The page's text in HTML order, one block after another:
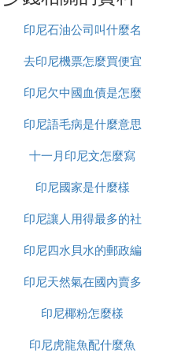
時候，有湖南的戰友帶
是當時覺得還比較上檔
印尼石油公司叫什麼名
字
去印尼機票怎麼買便宜
印尼欠中國血債是怎麼
回事
印尼語毛病是什麼意思
十一月印尼文怎麼寫
印尼國家是什麼樣
印尼讓人用得最多的社
交軟體是什麼意思
印尼四水貝水的郵政編
碼是多少
印尼天然氣在國內賣多
少錢
印尼椰粉怎麼樣
印尼虎龍魚配什麼魚